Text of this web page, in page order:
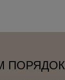
ПОРЯДОК